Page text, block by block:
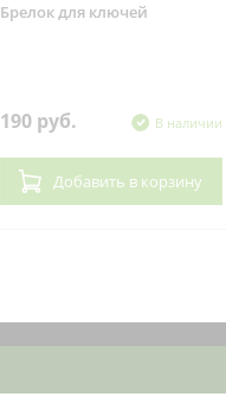
Брелок для ключей
190 руб. В наличии
Добавить в корзину